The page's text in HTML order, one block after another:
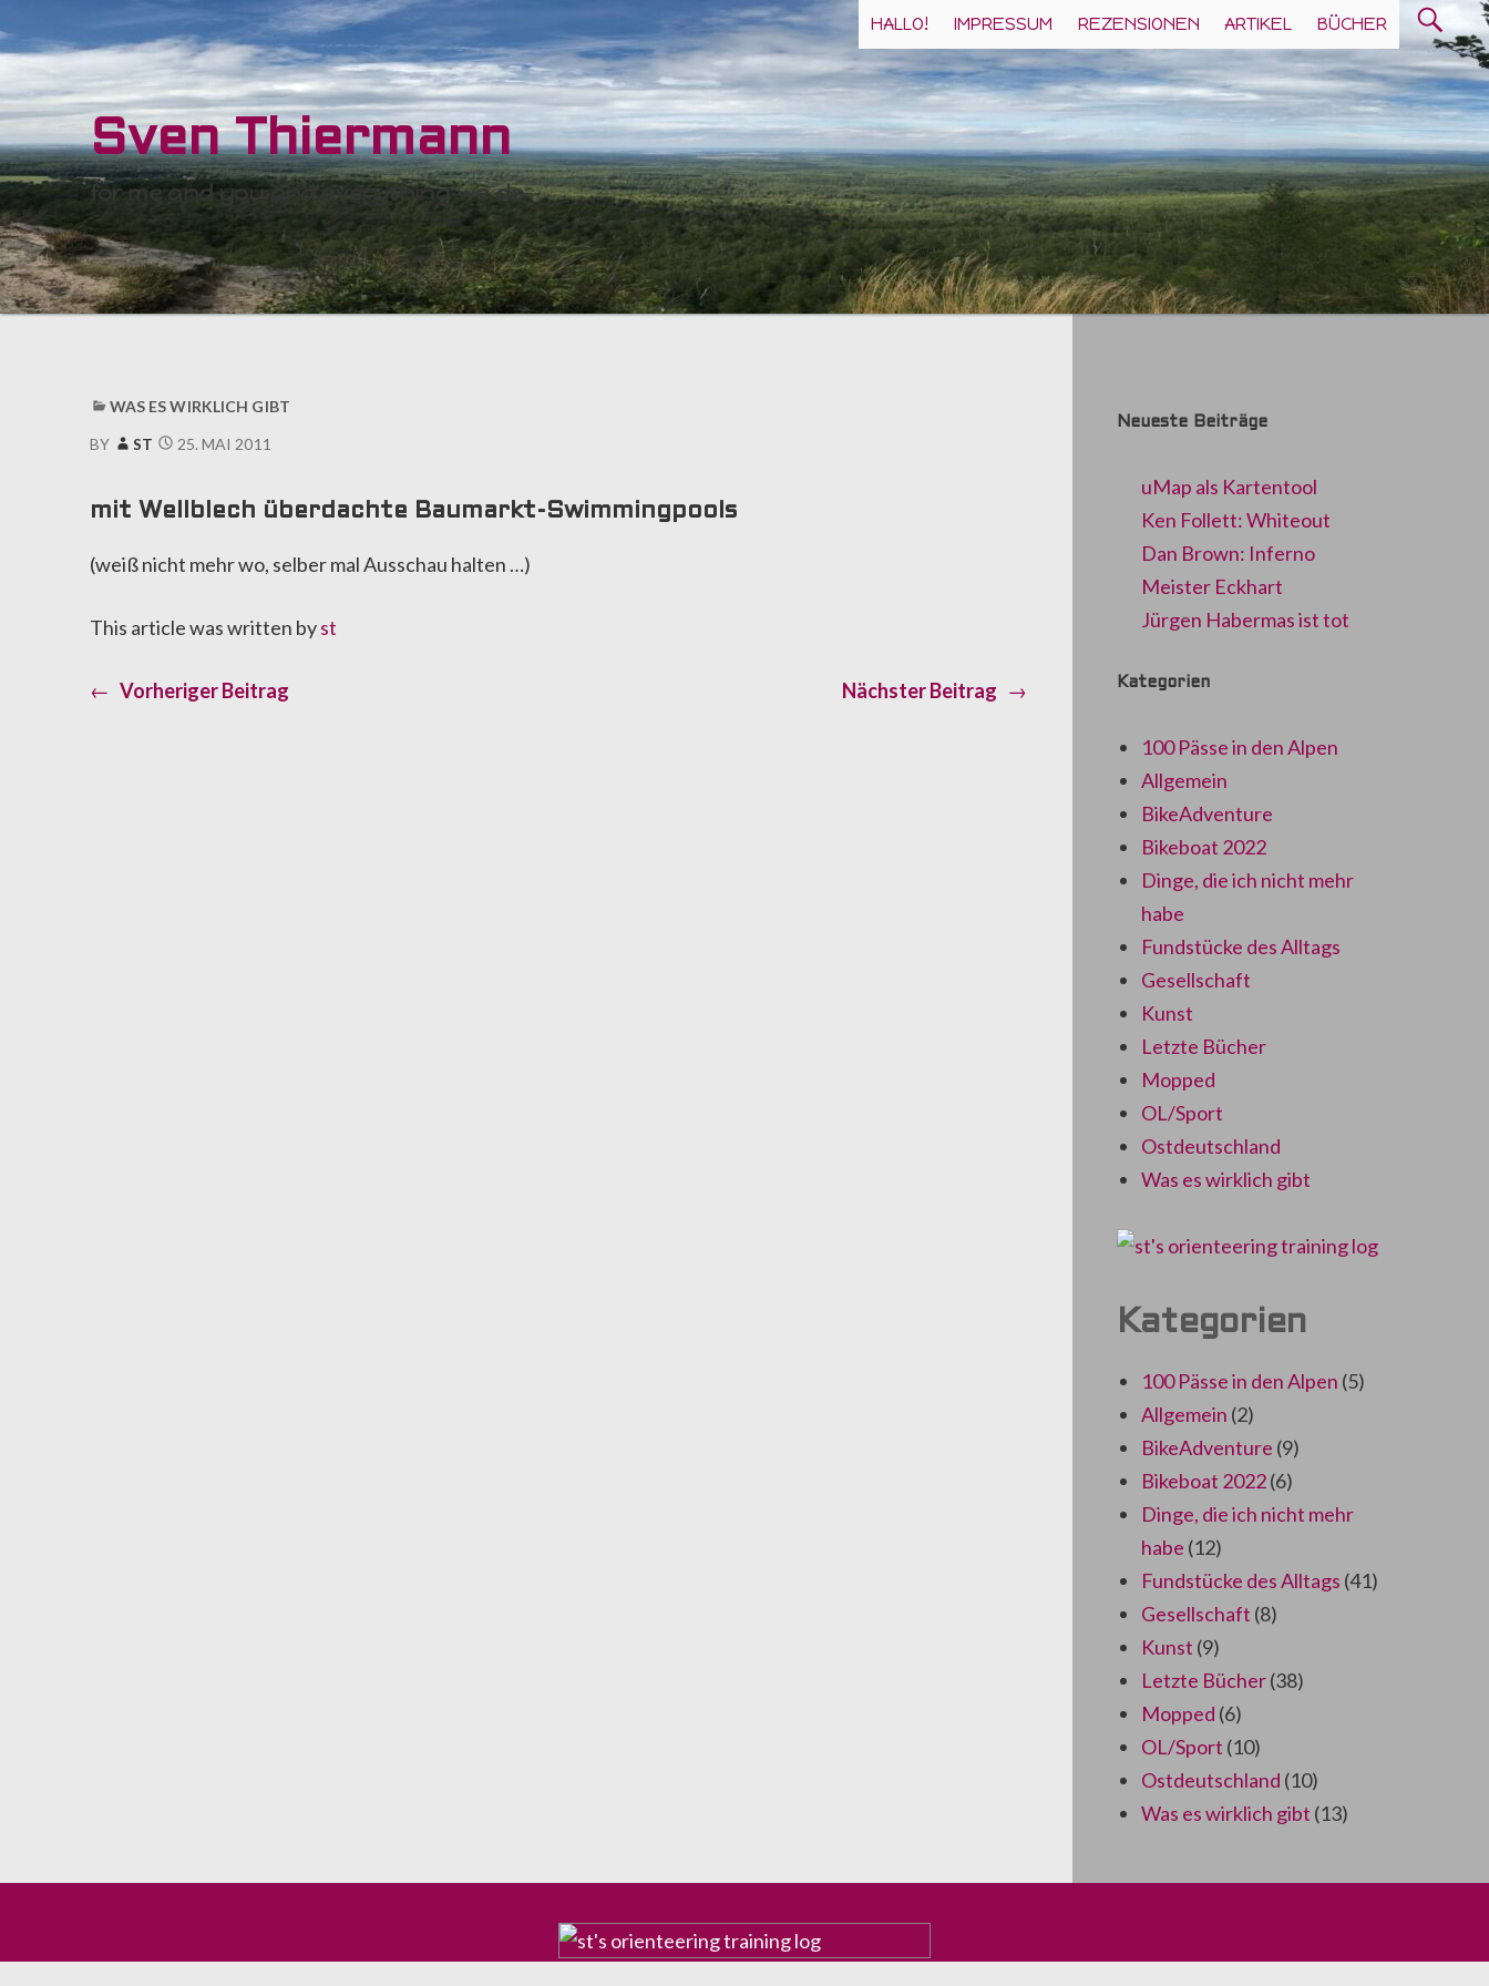
Sven Thiermann
for me and you and everything we do
HALLO! IMPRESSUM REZENSIONEN ARTIKEL BÜCHERSearch
for:
WAS ES WIRKLICH GIBT
BY ST 25. MAI 2011
mit Wellblech überdachte Baumarkt-Swimmingpools
(weiß nicht mehr wo, selber mal Ausschau halten …)
This article was written byst
Beitragsnavigation
← Previous
Vorheriger Beitrag Nächster Beitrag Next
→
Neueste Beiträge
uMap als Kartentool
Ken Follett: Whiteout
Dan Brown: Inferno
Meister Eckhart
Jürgen Habermas ist tot
Kategorien
100 Pässe in den Alpen
Allgemein
BikeAdventure
Bikeboat 2022
Dinge, die ich nicht mehr
habe
Fundstücke des Alltags
Gesellschaft
Kunst
Letzte Bücher
Mopped
OL/Sport
Ostdeutschland
Was es wirklich gibt
Kategorien
100 Pässe in den Alpen (5)
Allgemein (2)
BikeAdventure (9)
Bikeboat 2022(6)
Dinge, die ich nicht mehr
habe (12)
Fundstücke des Alltags (41)
Gesellschaft (8)
Kunst (9)
Letzte Bücher(38)
Mopped (6)
OL/Sport (10)
Ostdeutschland (10)
Was es wirklich gibt (13)